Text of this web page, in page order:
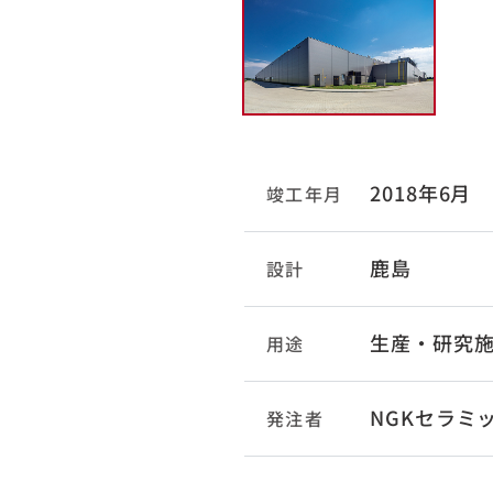
竣工年月 2018年6月
設計 鹿島
用途 生産・研究
発注者 NGKセラミ